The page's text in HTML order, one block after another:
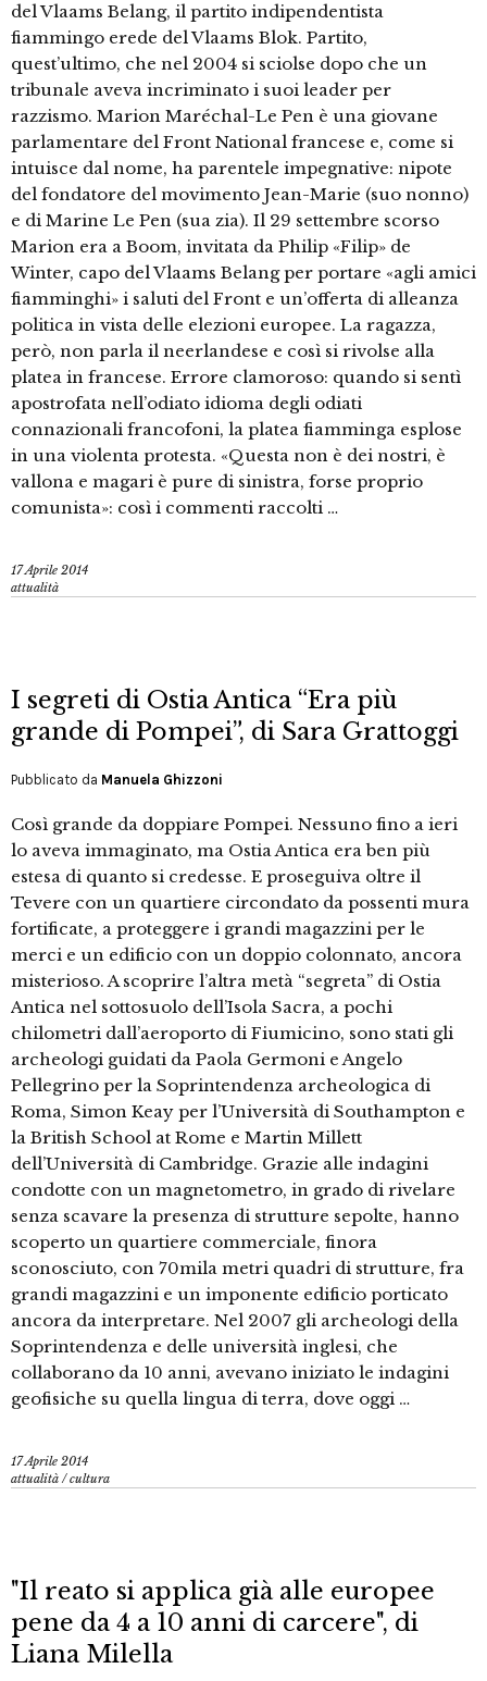
del Vlaams Belang, il partito indipendentista
fiammingo erede del Vlaams Blok. Partito,
quest’ultimo, che nel 2004 si sciolse dopo che un
tribunale aveva incriminato i suoi leader per
razzismo. Marion Maréchal-Le Pen è una giovane
parlamentare del Front National francese e, come si
intuisce dal nome, ha parentele impegnative: nipote
del fondatore del movimento Jean-Marie (suo nonno)
e di Marine Le Pen (sua zia). Il 29 settembre scorso
Marion era a Boom, invitata da Philip «Filip» de
Winter, capo del Vlaams Belang per portare «agli amici
fiamminghi» i saluti del Front e un’offerta di alleanza
politica in vista delle elezioni europee. La ragazza,
però, non parla il neerlandese e così si rivolse alla
platea in francese. Errore clamoroso: quando si sentì
apostrofata nell’odiato idioma degli odiati
connazionali francofoni, la platea fiamminga esplose
in una violenta protesta. «Questa non è dei nostri, è
vallona e magari è pure di sinistra, forse proprio
comunista»: così i commenti raccolti …
17 Aprile 2014
attualità
I segreti di Ostia Antica “Era più
grande di Pompei”, di Sara Grattoggi
Pubblicato da Manuela Ghizzoni
Così grande da doppiare Pompei. Nessuno fino a ieri
lo aveva immaginato, ma Ostia Antica era ben più
estesa di quanto si credesse. E proseguiva oltre il
Tevere con un quartiere circondato da possenti mura
fortificate, a proteggere i grandi magazzini per le
merci e un edificio con un doppio colonnato, ancora
misterioso. A scoprire l’altra metà “segreta” di Ostia
Antica nel sottosuolo dell’Isola Sacra, a pochi
chilometri dall’aeroporto di Fiumicino, sono stati gli
archeologi guidati da Paola Germoni e Angelo
Pellegrino per la Soprintendenza archeologica di
Roma, Simon Keay per l’Università di Southampton e
la British School at Rome e Martin Millett
dell’Università di Cambridge. Grazie alle indagini
condotte con un magnetometro, in grado di rivelare
senza scavare la presenza di strutture sepolte, hanno
scoperto un quartiere commerciale, finora
sconosciuto, con 70mila metri quadri di strutture, fra
grandi magazzini e un imponente edificio porticato
ancora da interpretare. Nel 2007 gli archeologi della
Soprintendenza e delle università inglesi, che
collaborano da 10 anni, avevano iniziato le indagini
geofisiche su quella lingua di terra, dove oggi …
17 Aprile 2014
attualità /cultura
"Il reato si applica già alle europee
pene da 4 a 10 anni di carcere", di
Liana Milella